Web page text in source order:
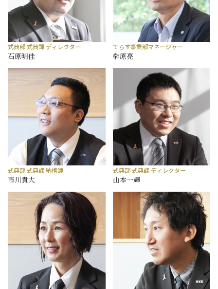
式典部 式典課 ディレクター
石原明佳
てらす事業部マネージャー
榊󠄀原亮
式典部 式典課 納棺師
市川貴大
式典部 式典課 ディレクター
山本一輝